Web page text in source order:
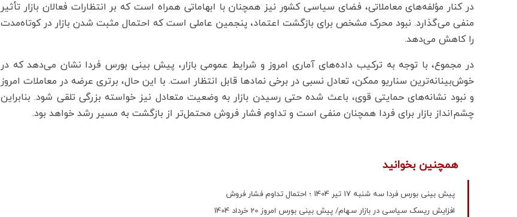
در کنار مؤلفه‌های معاملاتی، فضای سیاسی کشور نیز همچنان با ابهاماتی همراه است که بر انتظارات فعالان بازار تأثیر
منفی می‌گذارد. نبود محرک مشخص برای بازگشت اعتماد، پنجمین عاملی است که احتمال مثبت شدن بازار در کوتاه‌مدت
را کاهش می‌دهد.
در مجموع، با توجه به ترکیب داده‌های آماری امروز و شرایط عمومی بازار، پیش بینی بورس فردا نشان می‌دهد که در
خوش‌بینانه‌ترین سناریو ممکن، تعادل نسبی در برخی نمادها قابل انتظار است. با این حال، برتری عرضه در معاملات امروز
و نبود نشانه‌های حمایتی قوی، باعث شده حتی رسیدن بازار به وضعیت متعادل نیز خواسته بزرگی تلقی شود. بنابراین
چشم‌انداز بازار برای فردا همچنان منفی است و تداوم فشار فروش محتمل‌تر از بازگشت به مسیر رشد خواهد بود.
همچنین بخوانید
پیش بینی بورس فردا سه شنبه 17 تیر 1404 ؛ احتمال تداوم فشار فروش
افزایش ریسک سیاسی در بازار سهام/ پیش بینی بورس امروز 20 خرداد 1404